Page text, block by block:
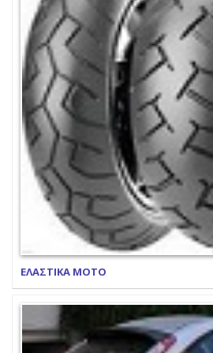
ΕΛΑΣΤΙΚΑ ΜΟΤΟ